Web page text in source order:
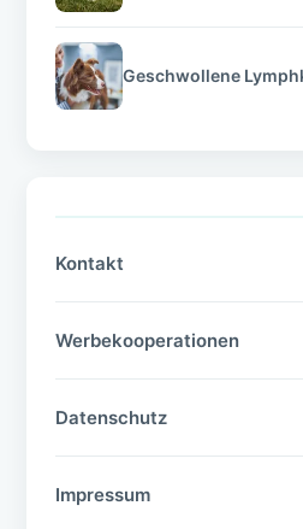
Geschwollene
Kontakt
Werbekooperationen
Datenschutz
Impressum